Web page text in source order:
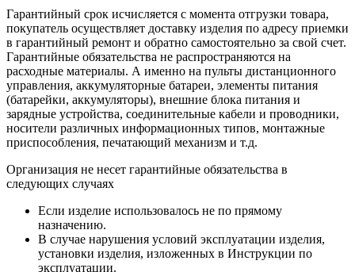
Гарантийный срок исчисляется с момента отгрузки товара,
покупатель осуществляет доставку изделия по адресу приемки
в гарантийный ремонт и обратно самостоятельно за свой счет.
Гарантийные обязательства не распространяются на
расходные материалы. А именно на пульты дистанционного
управления, аккумуляторные батареи, элементы питания
(батарейки, аккумуляторы), внешние блока питания и
зарядные устройства, соединительные кабели и проводники,
носители различных информационных типов, монтажные
приспособления, печатающий механизм и т.д.
Организация не несет гарантийные обязательства в
следующих случаях
Если изделие использовалось не по прямому
назначению.
В случае нарушения условий эксплуатации изделия,
установки изделия, изложенных в Инструкции по
эксплуатации.